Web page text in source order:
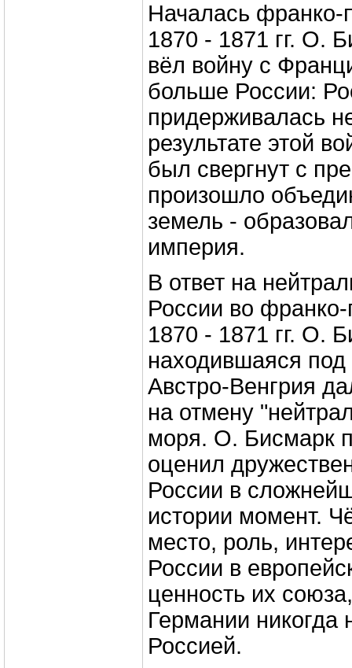
Началась франко-
1870 - 1871 гг. О.
вёл войну с
больше России:
придерживалась
результате этой
был свергнут с
произошло
земель -
империя.
В ответ на
России во франко-
1870 - 1871 гг. О.
находившаяся под
Австро-Венгрия
на отмену
моря. О. Бисмарк
оценил
России в
истории момент.
место, роль,
России в
ценность их
Германии никогда
Россией.